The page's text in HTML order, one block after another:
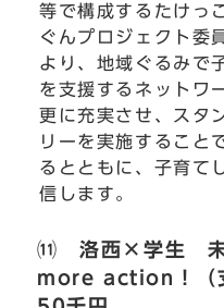
等で構成するたけっ
ぐんプロジェクト委
より、地域ぐるみで
を支援するネットワ
更に充実させ、スタ
リーを実施すること
るとともに、子育て
信します。
⑾ 洛西×学生 未
more action！（